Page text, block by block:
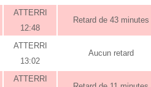
ATTERRI
12:48
Retard de 43 minutes
ATTERRI
13:02
Aucun retard
ATTERRI